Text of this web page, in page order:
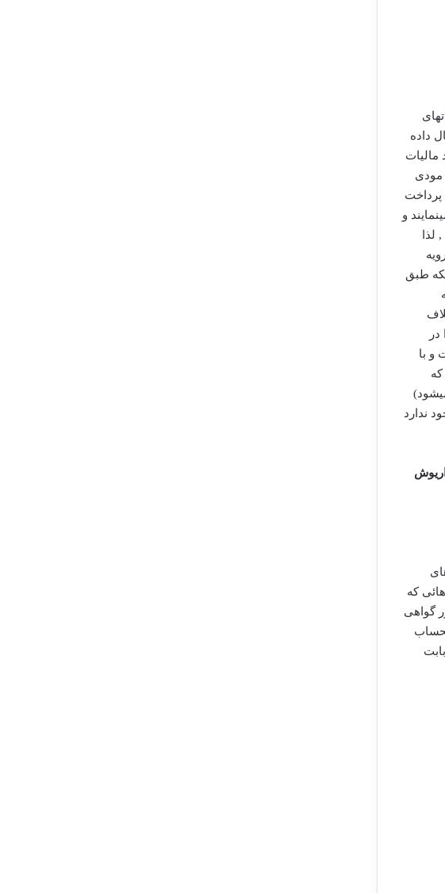
ماده 187قانون مالیاتهای
داده
مالیات
اینکه مودی
پرداخت
و
طبق
در
و با
ندارد
های
که
گواهی
الحساب